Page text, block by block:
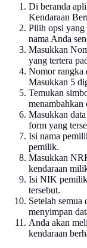
Di beranda
Kendaraan
Pilih opsi yang
nama Anda
Masukkan
yang tertera
Nomor rangka
Masukkan 5
Temukan
menambahkan
Masukkan
form yang
Isi nama
pemilik.
Masukkan
kendaraan
Isi NIK pemilik
tersebut.
Setelah
menyimpan
Anda akan
kendaraan